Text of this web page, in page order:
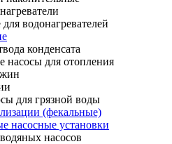
водонагревателей
конденсата
насосы для отопления
для грязной воды
(фекальные)
насосные установки
насосов